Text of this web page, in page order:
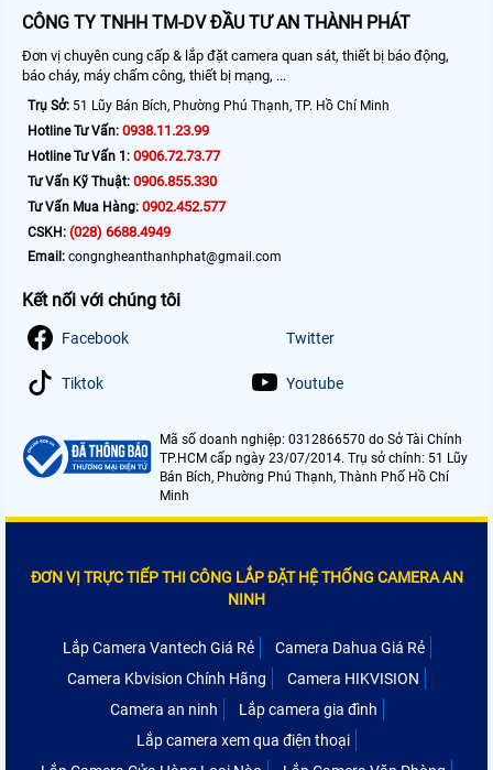
CÔNG TY TNHH TM-DV ĐẦU TƯ AN THÀNH PHÁT
Đơn vị chuyên cung cấp & lắp đặt camera quan sát, thiết bị báo động,
báo cháy, máy chấm công, thiết bị mạng, ...
Trụ Sở: 51 Lũy Bán Bích, Phường Phú Thạnh, TP. Hồ Chí Minh
Hotline Tư Vấn: 0938.11.23.99
Hotline Tư Vấn 1: 0906.72.73.77
Tư Vấn Kỹ Thuật: 0906.855.330
Tư Vấn Mua Hàng: 0902.452.577
CSKH: (028) 6688.4949
Email: congngheanthanhphat@gmail.com
Kết nối với chúng tôi
Facebook Twitter
Tiktok Youtube
Mã số doanh nghiệp: 0312866570 do Sở Tài Chính
TP.HCM cấp ngày 23/07/2014. Trụ sở chính: 51 Lũy
Bán Bích, Phường Phú Thạnh, Thành Phố Hồ Chí
Minh
ĐƠN VỊ TRỰC TIẾP THI CÔNG LẮP ĐẶT HỆ THỐNG CAMERA AN
NINH
Lắp Camera Vantech Giá Rẻ
Camera Dahua Giá Rẻ
Camera Kbvision Chính Hãng
Camera HIKVISION
Camera an ninh
Lắp camera gia đình
Lắp camera xem qua điện thoại